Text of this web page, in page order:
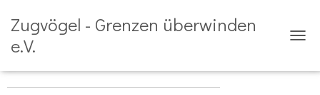
Zugvögel - Grenzen überwinden
e.V.
Schreibe der Regionalgruppe eine Nachricht!
Name*